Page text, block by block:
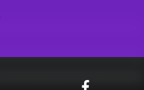
on